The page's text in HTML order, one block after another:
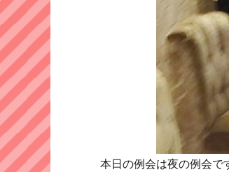
本日の例会は夜の例会で